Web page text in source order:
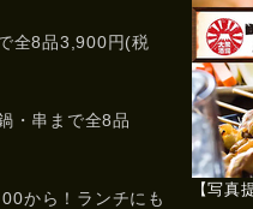
【写真
全8品3,900円(税
・串まで全8品
から！ランチにも